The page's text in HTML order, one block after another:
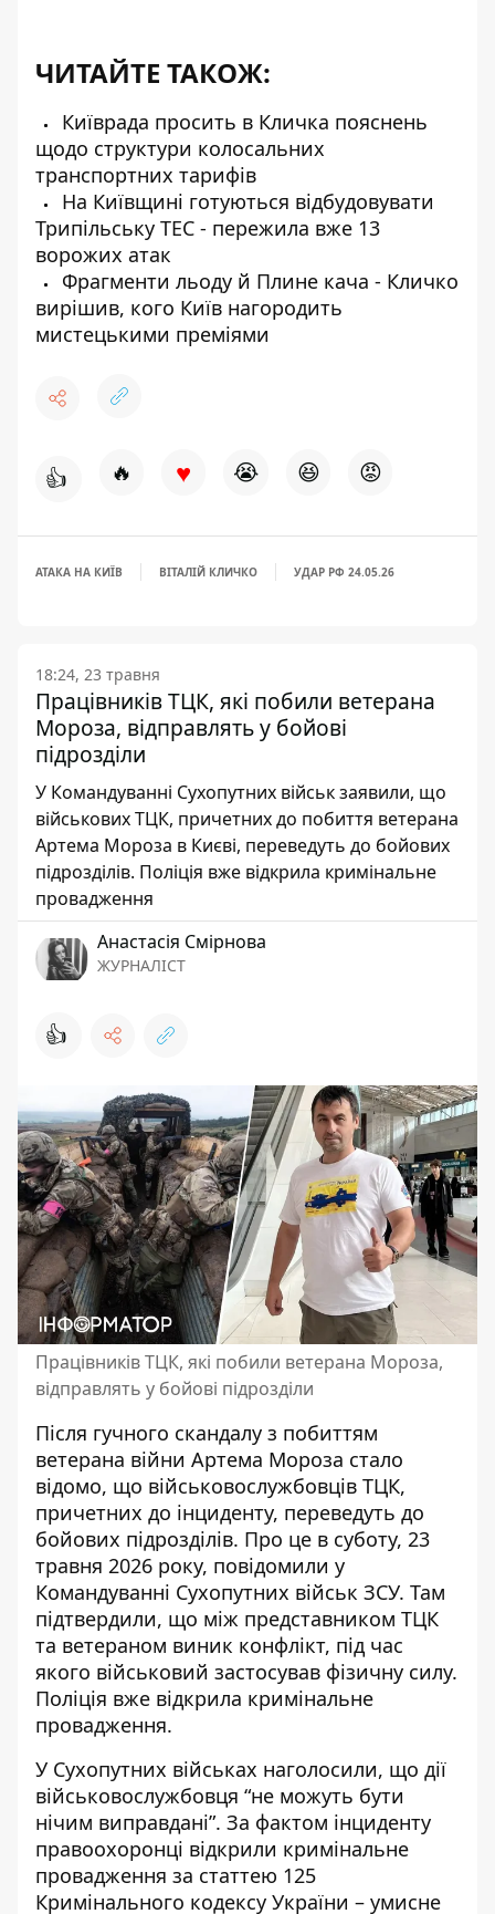
ЧИТАЙТЕ ТАКОЖ:
Київрада просить в Кличка пояснень
щодо структури колосальних
транспортних тарифів
На Київщині готуються відбудовувати
Трипільську ТЕС - пережила вже 13
ворожих атак
Фрагменти льоду й Плине кача - Кличко
вирішив, кого Київ нагородить
мистецькими преміями
👍 🔥 ♥ 😭 😆 😡
АТАКА НА КИЇВ ВІТАЛІЙ КЛИЧКО УДАР РФ 24.05.26
18:24, 23 травня
Працівників ТЦК, які побили ветерана
Мороза, відправлять у бойові
підрозділи
У Командуванні Сухопутних військ заявили, що
військових ТЦК, причетних до побиття ветерана
Артема Мороза в Києві, переведуть до бойових
підрозділів. Поліція вже відкрила кримінальне
провадження
Анастасія Смірнова
ЖУРНАЛІСТ
👍
Працівників ТЦК, які побили ветерана Мороза,
відправлять у бойові підрозділи
Після гучного скандалу з побиттям
ветерана війни Артема Мороза стало
відомо, що військовослужбовців ТЦК,
причетних до інциденту, переведуть до
бойових підрозділів. Про це в суботу, 23
травня 2026 року, повідомили у
Командуванні Сухопутних військ ЗСУ. Там
підтвердили, що між представником ТЦК
та ветераном виник конфлікт, під час
якого військовий застосував фізичну силу.
Поліція вже відкрила кримінальне
провадження.
У Сухопутних військах наголосили, що дії
військовослужбовця “не можуть бути
нічим виправдані”. За фактом інциденту
правоохоронці відкрили кримінальне
провадження за статтею 125
Кримінального кодексу України – умисне